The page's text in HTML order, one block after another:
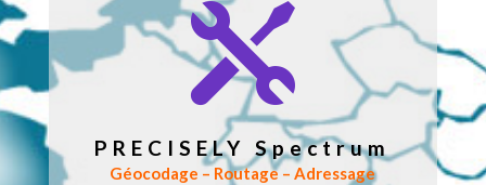

PRECISELY Spectrum
Géocodage – Routage – Adressage